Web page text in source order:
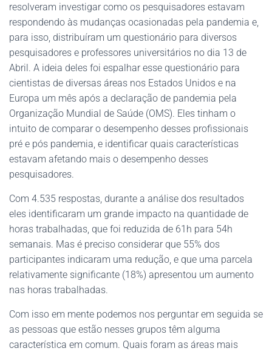
resolveram investigar como os pesquisadores estavam
respondendo às mudanças ocasionadas pela pandemia e,
para isso, distribuíram um questionário para diversos
pesquisadores e professores universitários no dia 13 de
Abril. A ideia deles foi espalhar esse questionário para
cientistas de diversas áreas nos Estados Unidos e na
Europa um mês após a declaração de pandemia pela
Organização Mundial de Saúde (OMS). Eles tinham o
intuito de comparar o desempenho desses profissionais
pré e pós pandemia, e identificar quais características
estavam afetando mais o desempenho desses
pesquisadores.
Com 4.535 respostas, durante a análise dos resultados
eles identificaram um grande impacto na quantidade de
horas trabalhadas, que foi reduzida de 61h para 54h
semanais. Mas é preciso considerar que 55% dos
participantes indicaram uma redução, e que uma parcela
relativamente significante (18%) apresentou um aumento
nas horas trabalhadas.
Com isso em mente podemos nos perguntar em seguida se
as pessoas que estão nesses grupos têm alguma
característica em comum. Quais foram as áreas mais